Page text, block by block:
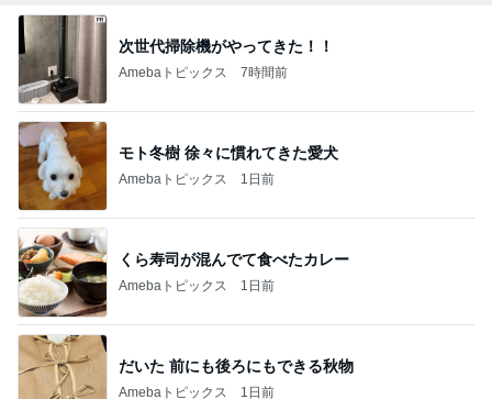
次世代掃除機がやってきた！！
Amebaトピックス 7時間前
モト冬樹 徐々に慣れてきた愛犬
Amebaトピックス 1日前
くら寿司が混んでて食べたカレー
Amebaトピックス 1日前
だいた 前にも後ろにもできる秋物
Amebaトピックス 1日前